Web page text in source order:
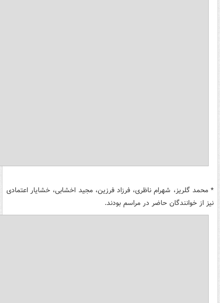
* محمد گلریز، شهرام ناظری، فرزاد فرزین، مجید اخشابی، خشایار اعتمادی
نیز از خوانندگان حاضر در مراسم بودند.